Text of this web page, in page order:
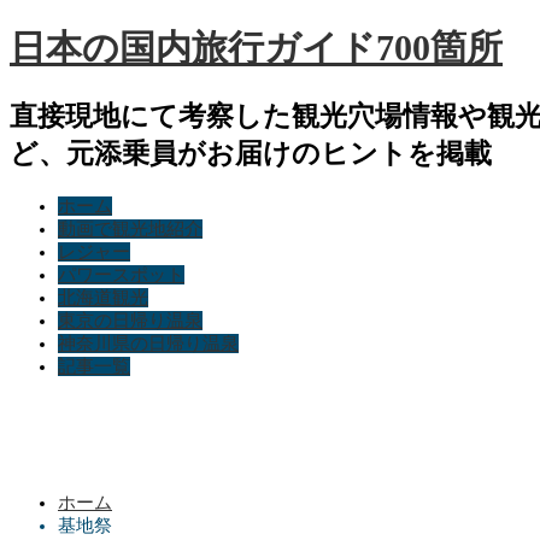
日本の国内旅行ガイド700箇所
直接現地にて考察した観光穴場情報や観
ど、元添乗員がお届けのヒントを掲載
ホーム
動画で観光地紹介
レジャー
パワースポット
北海道観光
東京の日帰り温泉
神奈川県の日帰り温泉
記事一覧
ホーム
基地祭